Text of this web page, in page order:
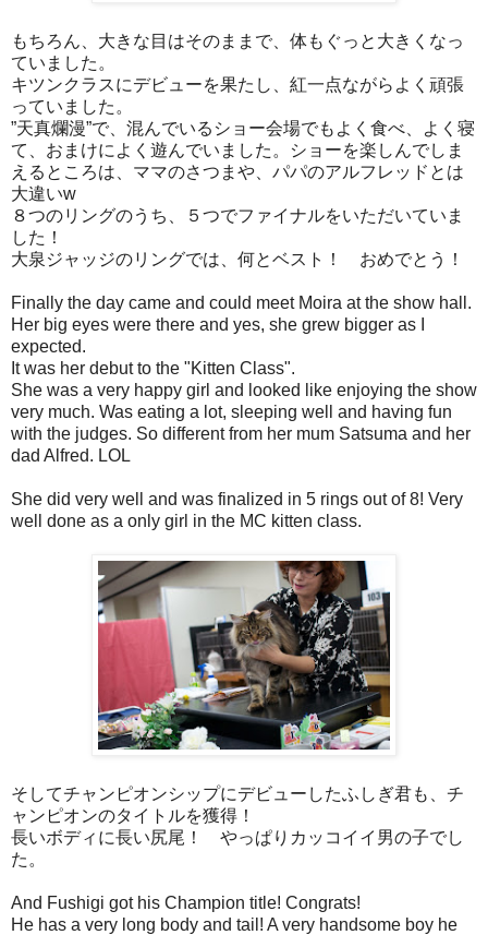
もちろん、大きな目はそのままで、体もぐっと大きくなっ
ていました。
キツンクラスにデビューを果たし、紅一点ながらよく頑張
っていました。
”天真爛漫”で、混んでいるショー会場でもよく食べ、よく寝
て、おまけによく遊んでいました。ショーを楽しんでしま
えるところは、ママのさつまや、パパのアルフレッドとは
大違いw
８つのリングのうち、５つでファイナルをいただいていま
した！
大泉ジャッジのリングでは、何とベスト！ おめでとう！
Finally the day came and could meet Moira at the show hall.
Her big eyes were there and yes, she grew bigger as I
expected.
It was her debut to the "Kitten Class".
She was a very happy girl and looked like enjoying the show
very much. Was eating a lot, sleeping well and having fun
with the judges. So different from her mum Satsuma and her
dad Alfred. LOL
She did very well and was finalized in 5 rings out of 8! Very
well done as a only girl in the MC kitten class.
そしてチャンピオンシップにデビューしたふしぎ君も、チ
ャンピオンのタイトルを獲得！
長いボディに長い尻尾！ やっぱりカッコイイ男の子でし
た。
And Fushigi got his Champion title! Congrats!
He has a very long body and tail! A very handsome boy he